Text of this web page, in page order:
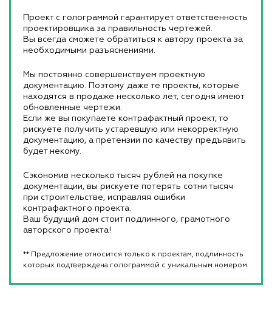
Проект с голограммой гарантирует ответственность
проектировщика за правильность чертежей.
Вы всегда сможете обратиться к автору проекта за
необходимыми разъяснениями.
Мы постоянно совершенствуем проектную
документацию. Поэтому даже те проекты, которые
находятся в продаже несколько лет, сегодня имеют
обновленные чертежи.
Если же вы покупаете контрафактный проект, то
рискуете получить устаревшую или некорректную
документацию, а претензии по качеству предъявить
будет некому.
Сэкономив несколько тысяч рублей на покупке
документации, вы рискуете потерять сотни тысяч
при строительстве, исправляя ошибки
контрафактного проекта.
Ваш будущий дом стоит подлинного, грамотного
авторского проекта!
** Предложение относится только к проектам, подлинность
которых подтверждена голограммой с уникальным номером.